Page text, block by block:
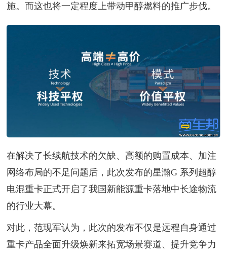
施。而这也将一定程度上带动甲醇燃料的推广步伐。
在解决了长续航技术的欠缺、高额的购置成本、加注
网络布局的不足问题后，此次发布的星瀚G 系列超醇
电混重卡正式开启了我国新能源重卡落地中长途物流
的行业大幕。
对此，范现军认为，此次的发布不仅是远程自身通过
重卡产品全面升级焕新来拓宽场景赛道、提升竞争力